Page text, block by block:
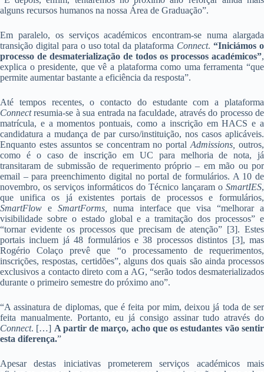
alguns recursos humanos na nossa Área de Graduação”.
Em paralelo, os serviços académicos encontram-se numa alargada
transição digital para o uso total da plataforma Connect.“Iniciámos o
processo de desmaterialização de todos os processos académicos”,
explica o presidente, que vê a plataforma como uma ferramenta “que
permite aumentar bastante a eficiência da resposta”.
Até tempos recentes, o contacto do estudante com a plataforma
Connectresumia-se à sua entrada na faculdade, através do processo de
matrícula, e a momentos pontuais, como a inscrição em HACS e a
candidatura a mudança de par curso/instituição, nos casos aplicáveis.
Enquanto estes assuntos se concentram no portalAdmissions, outros,
como é o caso de inscrição em UC para melhoria de nota, já
transitaram de submissão de requerimento próprio – em mão ou por
email – para preenchimento digital no portal de formulários. A 10 de
novembro, os serviços informáticos do Técnico lançaram o SmartIES,
que unifica os já existentes
portais de processos e formulários,
SmartFlow e SmartForms, numa interface que visa “melhorar a
visibilidade sobre o estado global e a tramitação dos processos” e
“tornar evidente os processos que precisam de atenção” [3]. Estes
portais incluem já 48 formulários e 38 processos distintos [3], mas
Rogério Colaço prevê que “o processamento de requerimentos,
inscrições, respostas, certidões”, alguns dos quais são ainda processos
exclusivos a contacto direto com a AG, “serão todos desmaterializados
durante o primeiro semestre do próximo ano”.
“A assinatura de diplomas, que é feita por mim, deixou já toda de ser
feita manualmente. Portanto, eu já consigo assinar tudo através do
Connect. […] A partir de março, acho que os estudantes vão sentir
esta diferença.”
Apesar destas iniciativas prometerem serviços académicos mais